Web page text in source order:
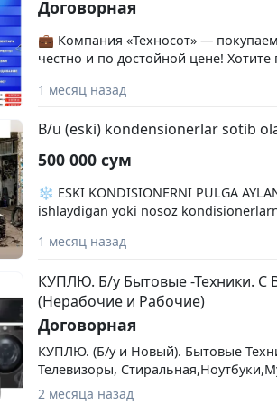
Договорная
💼 Компания «Техносот» —
честно и по достойной цене! Хотите
Обращайтесь в Техносот! 🔹
комплектующие 🖨️ Оргтехнику
(холодильники, стиральные
печи, пылесосы и многое другое)
в день обращения Рассматриваем
технику Оплата сразу после
надежный партнер в покупке и
уже сегодня!
1 месяц назад
B/u (eski) kondensionerlar sotib
500 000 сум
❄️ ESKI KONDISIONERNI PULGA
ishlaydigan yoki nosoz
Bugunoq murojaat qiling!
1 месяц назад
КУПЛЮ. Б/у Бытовые -Техники. С
(Нерабочие и Рабочие)
Договорная
КУПЛЮ. (Б/у и Новый). Бытовые
Телевизоры,
Велосипеды,,Кондиционеры,
2 месяца назад